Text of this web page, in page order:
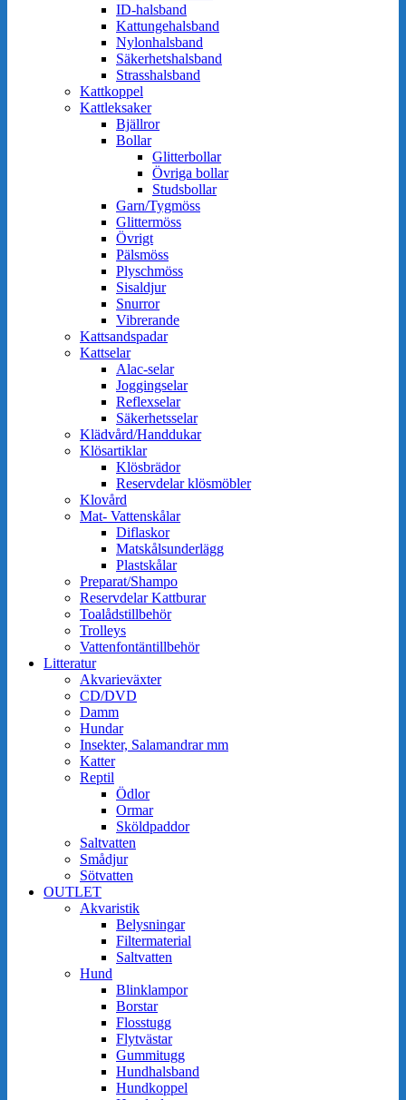
ID-halsband
Kattungehalsband
Nylonhalsband
Säkerhetshalsband
Strasshalsband
Kattkoppel
Kattleksaker
Bjällror
Bollar
Glitterbollar
Övriga bollar
Studsbollar
Garn/Tygmöss
Glittermöss
Övrigt
Pälsmöss
Plyschmöss
Sisaldjur
Snurror
Vibrerande
Kattsandspadar
Kattselar
Alac-selar
Joggingselar
Reflexselar
Säkerhetsselar
Klädvård/Handdukar
Klösartiklar
Klösbrädor
Reservdelar klösmöbler
Klovård
Mat- Vattenskålar
Diflaskor
Matskålsunderlägg
Plastskålar
Preparat/Shampo
Reservdelar Kattburar
Toalådstillbehör
Trolleys
Vattenfontäntillbehör
Litteratur
Akvarieväxter
CD/DVD
Damm
Hundar
Insekter, Salamandrar mm
Katter
Reptil
Ödlor
Ormar
Sköldpaddor
Saltvatten
Smådjur
Sötvatten
OUTLET
Akvaristik
Belysningar
Filtermaterial
Saltvatten
Hund
Blinklampor
Borstar
Flosstugg
Flytvästar
Gummitugg
Hundhalsband
Hundkoppel